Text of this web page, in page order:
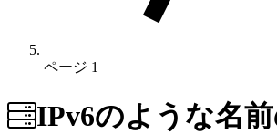
ページ 1
IPv6のような名